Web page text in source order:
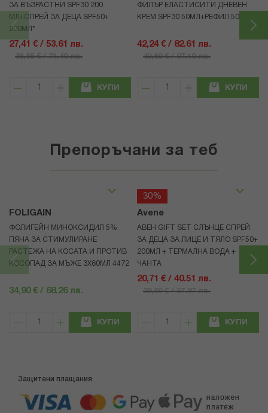
ЗА ВЪЗРАСТНИ SPF30 200
МЛ+СПРЕЙ ЗА ДЕЦА SPF50+
200МЛ*
27,41 € / 53.61 лв.
36,55 € / 71.49 лв.
КУПИ
ФИЛЪР ЕЛАСТИСИТИ ДНЕВЕН
КРЕМ SPF30 50МЛ+РЕФИЛ 50МЛ
42,24 € / 82.61 лв.
49,69 € / 97.19 лв.
КУПИ
Препоръчани за теб
FOLIGAIN
ФОЛИГЕЙН МИНОКСИДИЛ 5%
ПЯНА ЗА СТИМУЛИРАНЕ
РАСТЕЖА НА КОСАТА И ПРОТИВ
КОСОПАД ЗА МЪЖЕ 3X60МЛ 4472
34,90 € / 68.26 лв.
КУПИ
30%
Avene
АВЕН GIFT SET СЛЪНЦЕ СПРЕЙ
ЗА ДЕЦА ЗА ЛИЦЕ И ТЯЛО SPF50+
200МЛ + ТЕРМАЛНА ВОДА +
ЧАНТА
20,71 € / 40.51 лв.
29,59 € / 57.87 лв.
КУПИ
Защитени плащания